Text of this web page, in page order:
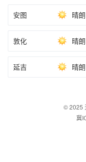
安图 晴朗
敦化 晴朗
延吉 晴朗
© 2025
冀